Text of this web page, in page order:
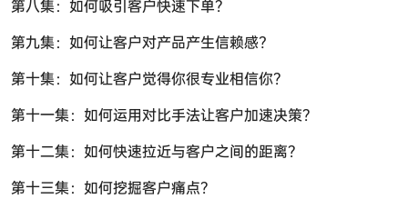
第八集：如何吸引客户快速下单？
第九集：如何让客户对产品产生信赖感?
第十集：如何让客户觉得你很专业相信你？
第十一集：如何运用对比手法让客户加速决策？
第十二集：如何快速拉近与客户之间的距离？
第十三集：如何挖掘客户痛点？